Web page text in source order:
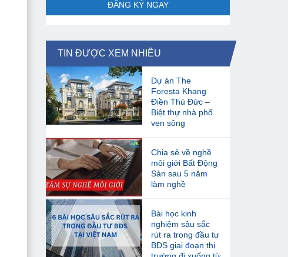
TIN ĐƯỢC XEM NHIỀU
Dự án The
Foresta Khang
Điền Thủ Đức –
Biệt thự nhà phố
ven sông
Chia sẻ về nghề
môi giới Bất Động
Sản sau 5 năm
làm nghề
Bài học kinh
nghiệm sâu sắc
rút ra trong đầu tư
BĐS giai đoạn thị